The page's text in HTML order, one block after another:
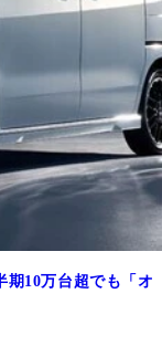
10万台超でも「オ